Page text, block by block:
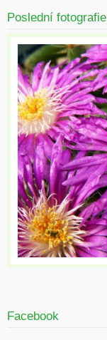
Poslední fotografie
Facebook